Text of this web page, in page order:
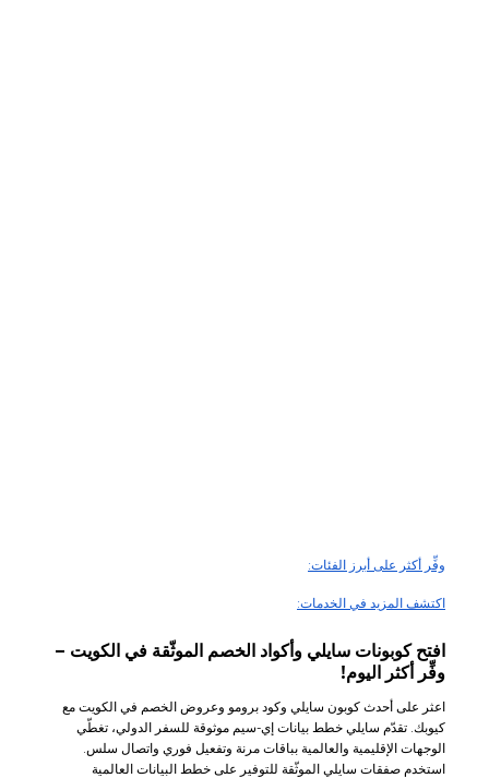
وفِّر أكثر على أبرز الفئات:
اكتشف المزيد في الخدمات:
افتح كوبونات سايلي وأكواد الخصم الموثّقة في الكويت –
وفِّر أكثر اليوم!
اعثر على أحدث كوبون سايلي وكود برومو وعروض الخصم في الكويت مع
كيوبك. تقدّم سايلي خطط بيانات إي-سيم موثوقة للسفر الدولي، تغطّي
الوجهات الإقليمية والعالمية بباقات مرنة وتفعيل فوري واتصال سلس.
استخدم صفقات سايلي الموثّقة للتوفير على خطط البيانات العالمية